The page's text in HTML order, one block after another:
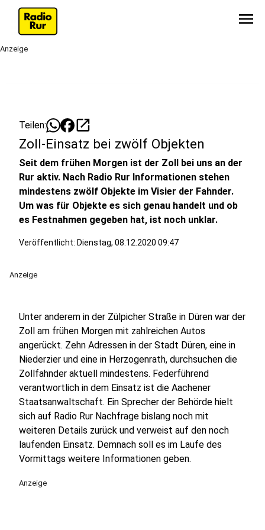
menu
Anzeige
Teilen: open_in_new
Zoll-Einsatz bei zwölf Objekten
Seit dem frühen Morgen ist der Zoll bei uns an der
Rur aktiv. Nach Radio Rur Informationen stehen
mindestens zwölf Objekte im Visier der Fahnder.
Um was für Objekte es sich genau handelt und ob
es Festnahmen gegeben hat, ist noch unklar.
Veröffentlicht: Dienstag, 08.12.2020 09:47
Anzeige
Unter anderem in der Zülpicher Straße in Düren war der
Zoll am frühen Morgen mit zahlreichen Autos
angerückt. Zehn Adressen in der Stadt Düren, eine in
Niederzier und eine in Herzogenrath, durchsuchen die
Zollfahnder aktuell mindestens. Federführend
verantwortlich in dem Einsatz ist die Aachener
Staatsanwaltschaft. Ein Sprecher der Behörde hielt
sich auf Radio Rur Nachfrage bislang noch mit
weiteren Details zurück und verweist auf den noch
laufenden Einsatz. Demnach soll es im Laufe des
Vormittags weitere Informationen geben.
Anzeige